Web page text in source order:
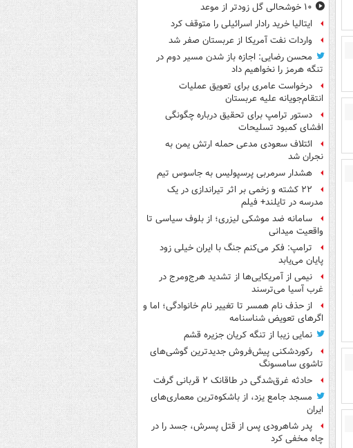
۱۰ خوشحالی گل زودتر از موعد
ایتالیا خرید رادار اسرائیلی را متوقف کرد
واردات نفت آمریکا از عربستان صفر شد
محسن رضایی: اجازه باز شدن مسیر دوم در
تنگه هرمز را نخواهیم داد
درخواست عامری برای تعویق عملیات
انتقام‌جویانه علیه عربستان
دستور ترامپ برای تحقیق درباره چگونگی
افشای کمبود تسلیحات
ائتلاف سعودی مدعی حمله ارتش یمن به
نجران شد
هشدار سرمربی پرسپولیس به جاسوس تیم
۲۲ کشته و زخمی بر اثر تیراندازی در یک
مدرسه در تایلند+ فیلم
سامانه ضد موشکی لیزری؛ از بلوف سیاسی تا
واقعیت میدانی
ترامپ: فکر می‌کنم جنگ با ایران خیلی زود
پایان می‌یابد
نیمی از آمریکایی‌ها از تشدید هرج‌ومرج در
غرب آسیا می‌ترسند
از حذف نام همسر تا تغییر نام خانوادگی؛ اما و
اگرهای تعویض شناسنامه
نمایی زیبا از تنگه کریان جزیره قشم
رکوردشکنی پیش‌فروش جدیدترین گوشی‌های
تاشوی سامسونگ
حادثه غرق‌شدگی در طاقانک ۲ قربانی گرفت
مسجد جامع یزد، از باشکوه‌ترین معماری‌های
ایران
پدر شاهرودی پس از قتل پسرش، جسد را در
چاه مخفی کرد